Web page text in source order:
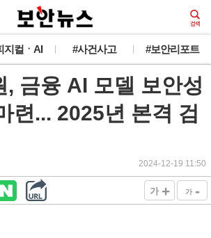
지컬ㆍAI #사건사고 #보안리포트
, 금융 AI 모델 보안성
련... 2025년 본격 검
2024-12-19 11:50
가 + 가 -